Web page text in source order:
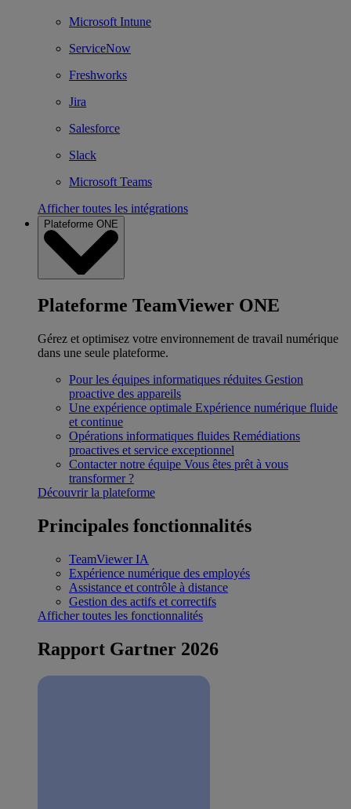
Microsoft Intune
ServiceNow
Freshworks
Jira
Salesforce
Slack
Microsoft Teams
Afficher toutes les intégrations
Plateforme ONE
Plateforme TeamViewer ONE
Gérez et optimisez votre environnement de travail numérique
dans une seule plateforme.
Pour les équipes informatiques réduites Gestion
proactive des appareils
Une expérience optimale Expérience numérique fluide
et continue
Opérations informatiques fluides Remédiations
proactives et service exceptionnel
Contacter notre équipe Vous êtes prêt à vous
transformer ?
Découvrir la plateforme
Principales fonctionnalités
TeamViewer IA
Expérience numérique des employés
Assistance et contrôle à distance
Gestion des actifs et correctifs
Afficher toutes les fonctionnalités
Rapport Gartner 2026